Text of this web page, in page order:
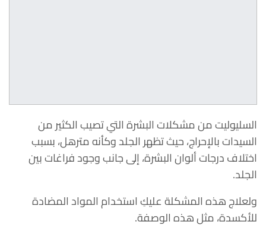
السليوليت من مشكلات البشرة التي تصيب الكثير من
السيدات بالإحراج، حيث تظهر الجلد وكأنه مترهل، بسبب
اختلاف درجات ألوان البشرة، إلى جانب وجود فراغات بين
الجلد.
ولعلاج هذه المشكلة عليكِ استخدام المواد المضادة
للأكسدة، مثل هذه الوصفة.